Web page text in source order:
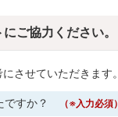
ご協力ください。
させていただきます。
ですか？ （※入力必須）